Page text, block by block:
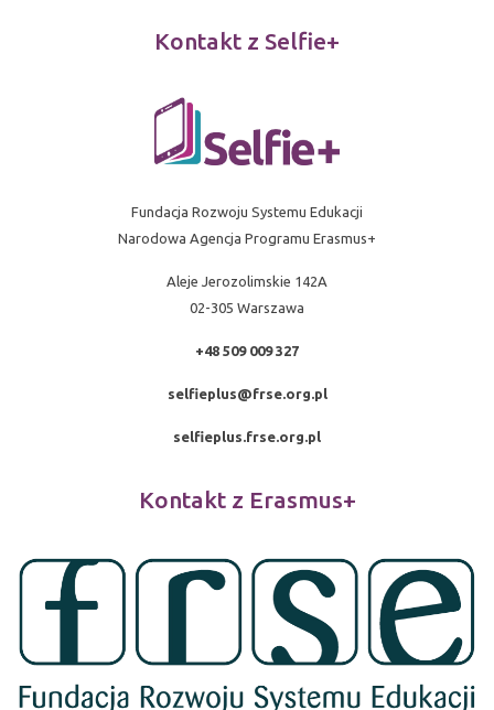
Kontakt z Selfie+
Fundacja Rozwoju Systemu Edukacji
Narodowa Agencja Programu Erasmus+
Aleje Jerozolimskie 142A
02-305 Warszawa
+48 509 009 327
selfieplus@frse.org.pl
selfieplus.frse.org.pl
Kontakt z Erasmus+